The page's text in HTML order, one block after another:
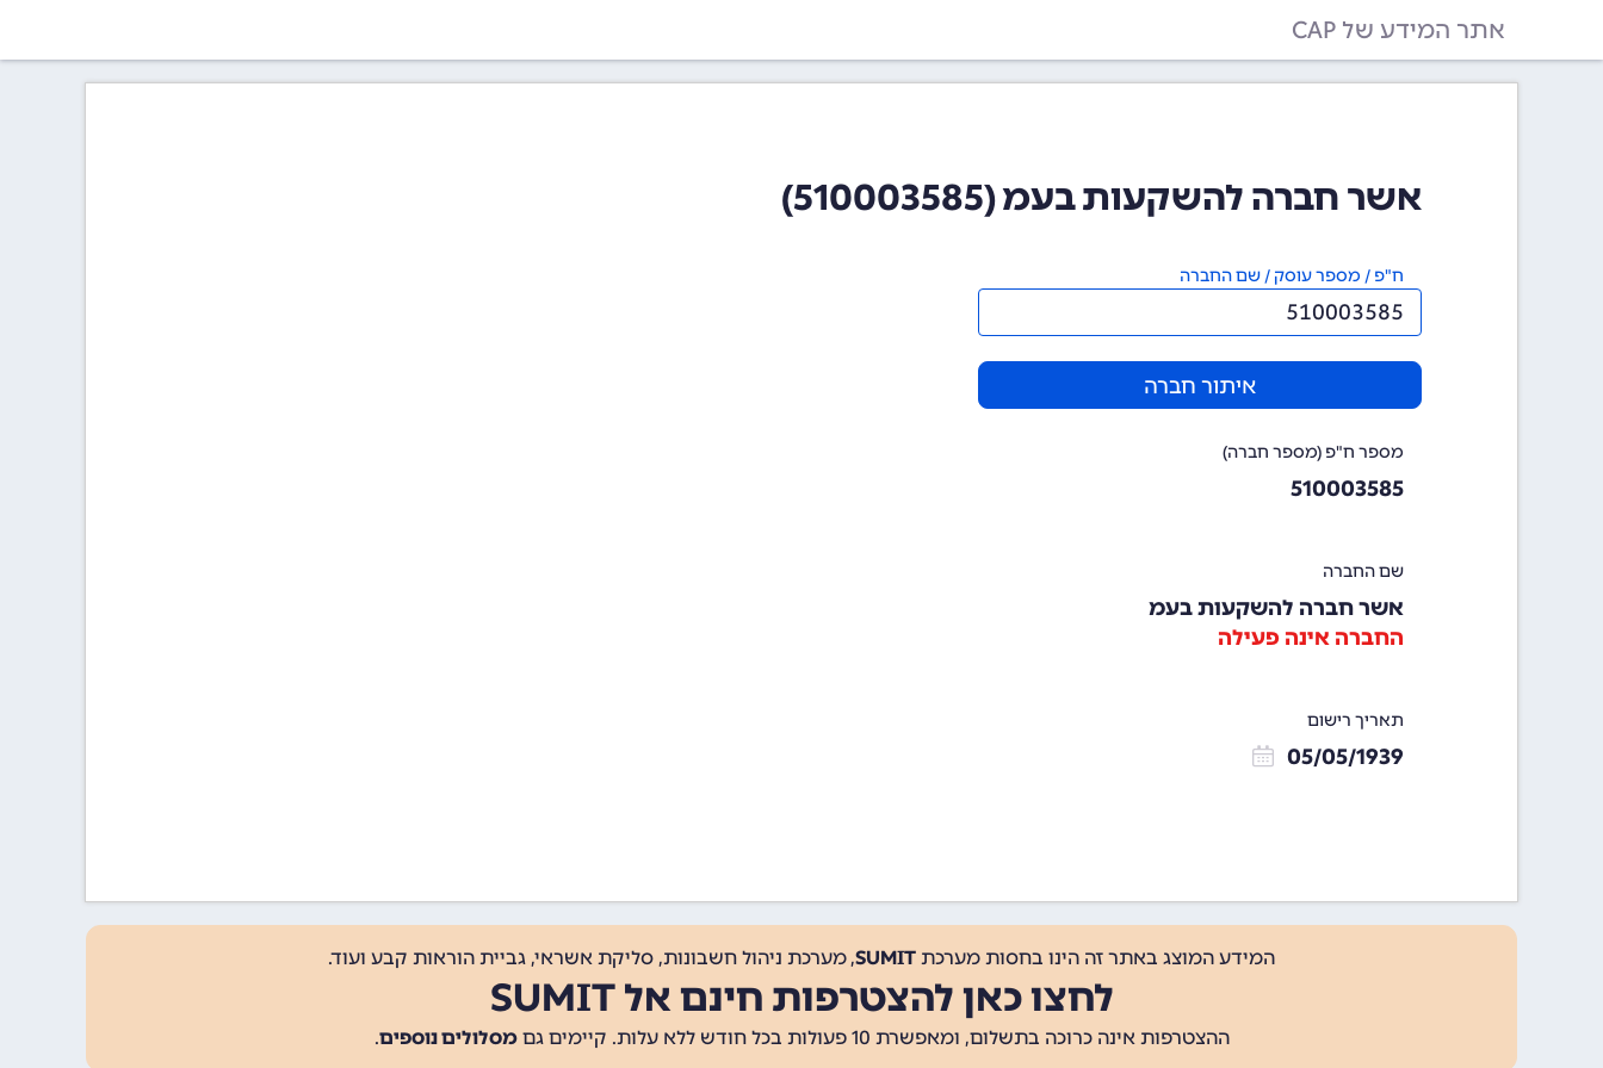
אתר המידע של CAP
אשר חברה להשקעות בעמ (510003585)
ח"פ / מספר עוסק / שם החברה
איתור חברה
מספר ח"פ (מספר חברה)
510003585
שם החברה
אשר חברה להשקעות בעמ
החברה אינה פעילה
תאריך רישום
05/05/1939
המידע המוצג באתר זה הינו בחסות מערכת SUMIT, מערכת ניהול חשבונות, סליקת אשראי, גביית הוראות קבע ועוד.
לחצו כאן להצטרפות חינם אל SUMIT
ההצטרפות אינה כרוכה בתשלום, ומאפשרת 10 פעולות בכל חודש ללא עלות. קיימים גם מסלולים נוספים.